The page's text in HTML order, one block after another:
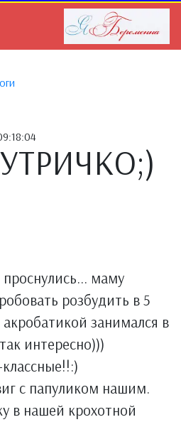
маму
розбудить в 5
занимался в
интересно)))
с папуликом нашим.
в нашей крохотной